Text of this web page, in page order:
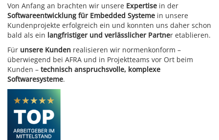
Von Anfang an brachten wir unsere Expertise in der
Softwareentwicklung für Embedded Systeme in unsere
Kundenprojekte erfolgreich ein und konnten uns daher schon
bald als ein langfristiger und verlässlicher Partner etablieren.
Für unsere Kunden realisieren wir normenkonform –
überwiegend bei AFRA und in Projektteams vor Ort beim
Kunden – technisch anspruchsvolle, komplexe
Softwaresysteme.